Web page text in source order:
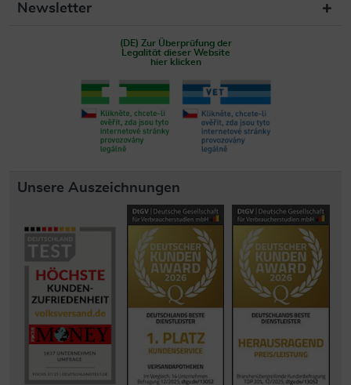
Newsletter
(DE) Zur Überprüfung der
Legalität dieser Website
hier klicken
Unsere Auszeichnungen